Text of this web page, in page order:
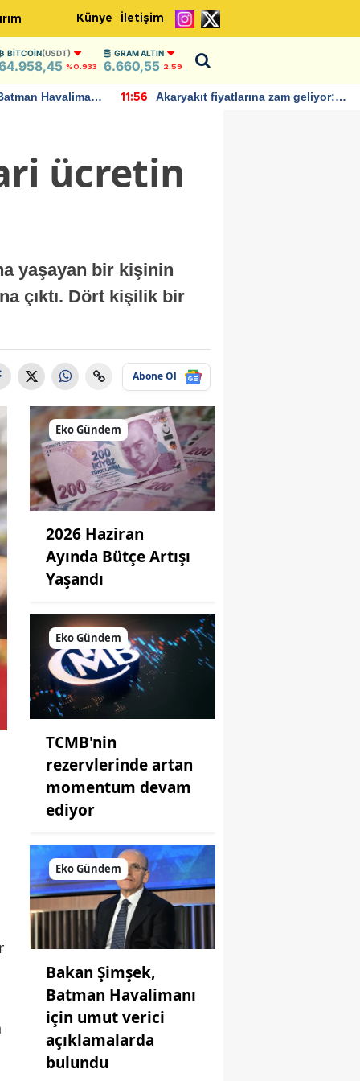
Künye İletişim
BITCOIN(USDT)
%0.933
GRAM ALTIN
6.660,55 2,59
Havalimanı
11:56
Akaryakıt fiyatlarına zam geliyor:
ücretin
yaşayan bir kişinin
çıktı. Dört kişilik bir
Abone Ol
Eko Gündem
2026 Haziran
Ayında Bütçe Artışı
Yaşandı
Eko Gündem
TCMB'nin
rezervlerinde artan
momentum devam
ediyor
Eko Gündem
Bakan Şimşek,
Batman Havalimanı
için umut verici
açıklamalarda
bulundu